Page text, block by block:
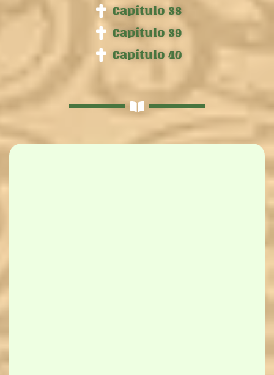
Capítulo 38
Capítulo 39
Capítulo 40